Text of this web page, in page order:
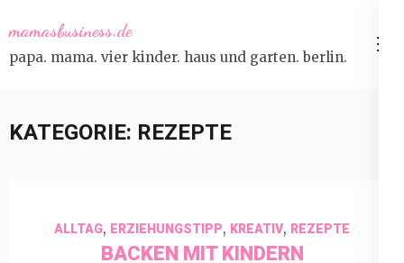
to
content
mamasbusiness.de
papa. mama. vier kinder. haus und garten. berlin.
KATEGORIE: REZEPTE
ALLTAG, ERZIEHUNGSTIPP, KREATIV, REZEPTE
BACKEN MIT KINDERN